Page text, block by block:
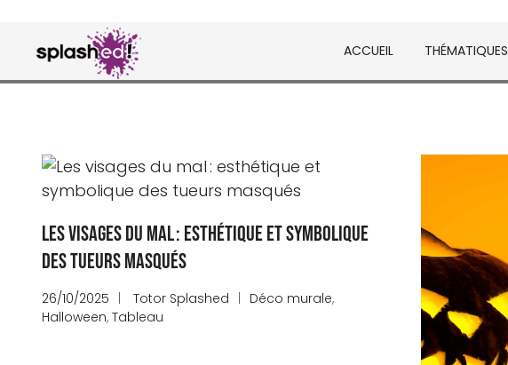
content
ACCUEIL THÉMATIQUES
Les visages du mal : esthétique et symbolique
des tueurs masqués
26/10/2025 Totor Splashed Déco murale,
Halloween, Tableau